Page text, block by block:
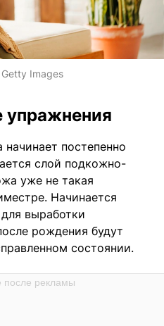
Getty Images
упражнения
постепенно
слой подкожно-
уже не такая
Начинается
выработки
рождения будут
состоянии.